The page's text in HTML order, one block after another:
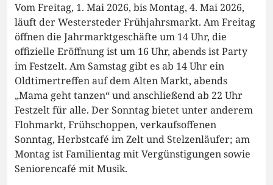
Vom Freitag, 1. Mai 2026, bis Montag, 4. Mai 2026,
läuft der Westersteder Frühjahrsmarkt. Am Freitag
öffnen die Jahrmarktgeschäfte um 14 Uhr, die
offizielle Eröffnung ist um 16 Uhr, abends ist Party
im Festzelt. Am Samstag gibt es ab 14 Uhr ein
Oldtimertreffen auf dem Alten Markt, abends
„Mama geht tanzen“ und anschließend ab 22 Uhr
Festzelt für alle. Der Sonntag bietet unter anderem
Flohmarkt, Frühschoppen, verkaufsoffenen
Sonntag, Herbstcafé im Zelt und Stelzenläufer; am
Montag ist Familientag mit Vergünstigungen sowie
Seniorencafé mit Musik.